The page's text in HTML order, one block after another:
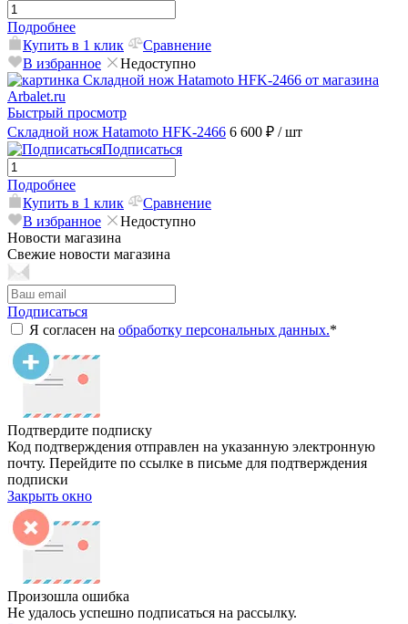
Подробнее
Купить в 1 клик
Сравнение
В избранное
Недоступно
Быстрый просмотр
Складной нож Hatamoto HFK-2466 6 600 ₽ / шт
Подписаться
Подробнее
Купить в 1 клик
Сравнение
В избранное
Недоступно
Новости магазина
Свежие новости магазина
Подписаться
Я согласен на обработку персональных данных.*
Подтвердите подписку
Код подтверждения отправлен на указанную электронную
почту. Перейдите по ссылке в письме для подтверждения
подписки
Закрыть окно
Произошла ошибка
Не удалось успешно подписаться на рассылку.